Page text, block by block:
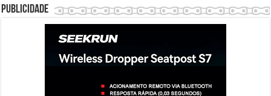
Publicidade